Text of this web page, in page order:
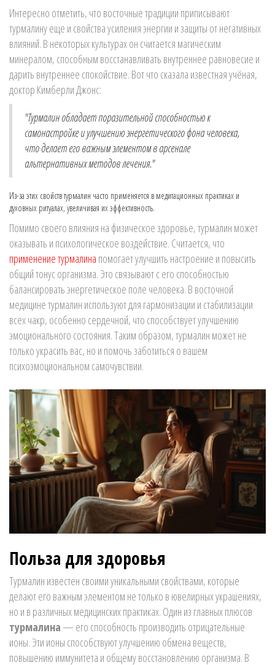
Интересно отметить, что восточные традиции приписывают
турмалину еще и свойства усиления энергии и защиты от негативных
влияний. В некоторых культурах он считается магическим
минералом, способным восстанавливать внутреннее равновесие и
дарить внутреннее спокойствие. Вот что сказала известная учёная,
доктор Кимберли Джонс:
"Турмалин обладает поразительной способностью к
самонастройке и улучшению энергетического фона человека,
что делает его важным элементом в арсенале
альтернативных методов лечения."
Из-за этих свойств турмалин часто применяется в медитационных практиках и
духовных ритуалах, увеличивая их эффективность.
Помимо своего влияния на физическое здоровье, турмалин может
оказывать и психологическое воздействие. Считается, что
применение турмалина помогает улучшить настроение и повысить
общий тонус организма. Это связывают с его способностью
балансировать энергетическое поле человека. В восточной
медицине турмалин используют для гармонизации и стабилизации
всех чакр, особенно сердечной, что способствует улучшению
эмоционального состояния. Таким образом, турмалин может не
только украсить вас, но и помочь заботиться о вашем
психоэмоциональном самочувствии.
Польза для здоровья
Турмалин известен своими уникальными свойствами, которые
делают его важным элементом не только в ювелирных украшениях,
но и в различных медицинских практиках. Один из главных плюсов
турмалина— его способность производить отрицательные
ионы. Эти ионы способствуют улучшению обмена веществ,
повышению иммунитета и общему восстановлению организма. В